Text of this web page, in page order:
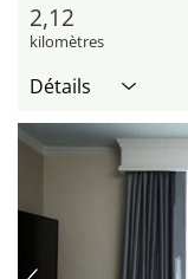
2,12
kilomètres
Détails